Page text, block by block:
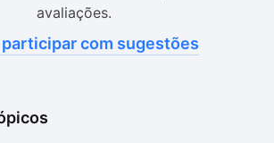
avaliações.
participar com sugestões